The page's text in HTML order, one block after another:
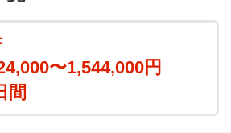
〜1,544,000円
間
発着ありとは
表に記載の出発空港だけで